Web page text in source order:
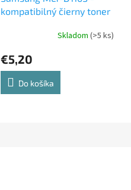
kompatibilný čierny toner
Skladom (>5 ks)
€5,20
Do košíka